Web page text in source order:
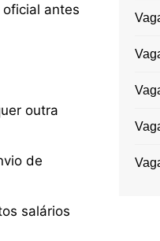
antes
outra
de
salários